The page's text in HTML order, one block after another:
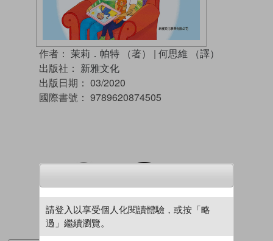
作者： 茉莉．帕特 （著） | 何思維 （譯）
出版社： 新雅文化
出版日期： 03/2020
國際書號： 9789620874505
試閲 加入閱讀紀錄
借閱實體書
請登入以享受個人化閱讀體驗，或按「略
過」繼續瀏覽。